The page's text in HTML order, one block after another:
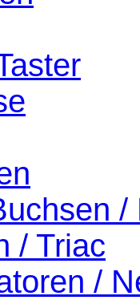
/
/ Triac
/